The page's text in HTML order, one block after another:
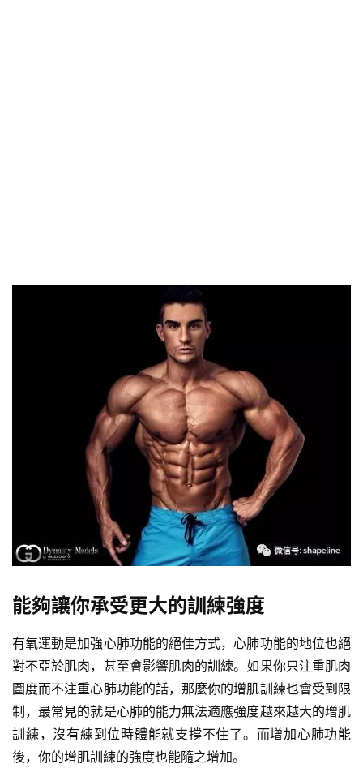
計
劃
有
運
動
訓
練
心
能夠讓你承受更大的訓練強度
有氧運動是加強心肺功能的絕佳方式，心肺功能的地位也絕
對不亞於肌肉，甚至會影響肌肉的訓練。如果你只注重肌肉
圍度而不注重心肺功能的話，那麼你的增肌訓練也會受到限
制，最常見的就是心肺的能力無法適應強度越來越大的增肌
訓練，沒有練到位時體能就支撐不住了。而增加心肺功能
後，你的增肌訓練的強度也能隨之增加。